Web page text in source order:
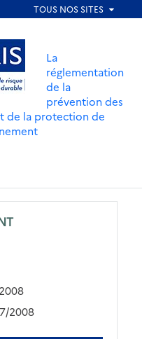
menu
La
réglementation
de la
prévention des
de la protection de
2008